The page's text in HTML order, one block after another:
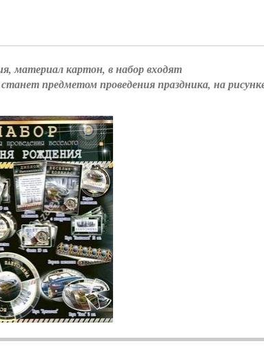
материал картон, в набор входят
предметом проведения праздника, на